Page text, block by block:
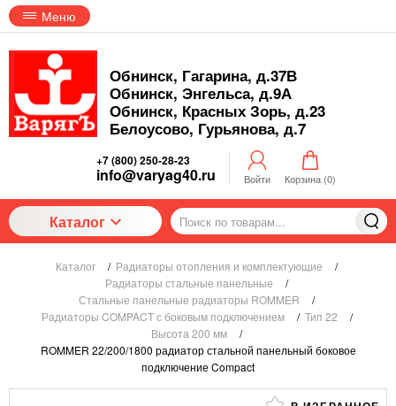
Меню
Обнинск, Гагарина, д.37В
Обнинск, Энгельса, д.9А
Обнинск, Красных Зорь, д.23
Белоусово, Гурьянова, д.7
+7 (800) 250-28-23
info@varyag40.ru Войти Корзина (0)
Каталог
Каталог / Радиаторы отопления и комплектующие
/
Радиаторы стальные панельные
/
Стальные панельные радиаторы ROMMER
/
Радиаторы COMPACT с боковым подключением
/ Тип 22
/
Высота 200 мм
/
ROMMER 22/200/1800 радиатор стальной панельный боковое
подключение Compact